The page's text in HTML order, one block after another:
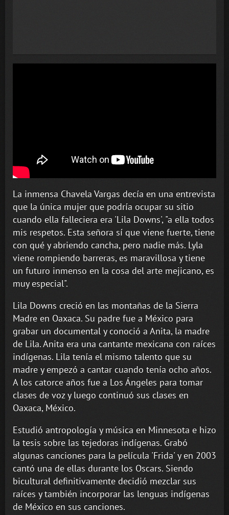
La inmensa Chavela Vargas decía en una entrevista
que la única mujer que podría ocupar su sitio
cuando ella falleciera era 'Lila Downs', "a ella todos
mis respetos. Esta señora sí que viene fuerte, tiene
con qué y abriendo cancha, pero nadie más. Lyla
viene rompiendo barreras, es maravillosa y tiene
un futuro inmenso en la cosa del arte mejicano, es
muy especial".
Lila Downs creció en las montañas de la Sierra
Madre en Oaxaca. Su padre fue a México para
grabar un documental y conoció a Anita, la madre
de Lila. Anita era una cantante mexicana con raíces
indígenas. Lila tenía el mismo talento que su
madre y empezó a cantar cuando tenía ocho años.
A los catorce años fue a Los Ángeles para tomar
clases de voz y luego continuó sus clases en
Oaxaca, México.
Estudió antropología y música en Minnesota e hizo
la tesis sobre las tejedoras indígenas. Grabó
algunas canciones para la película 'Frida' y en 2003
cantó una de ellas durante los Oscars. Siendo
bicultural definitivamente decidió mezclar sus
raíces y también incorporar las lenguas indígenas
de México en sus canciones.